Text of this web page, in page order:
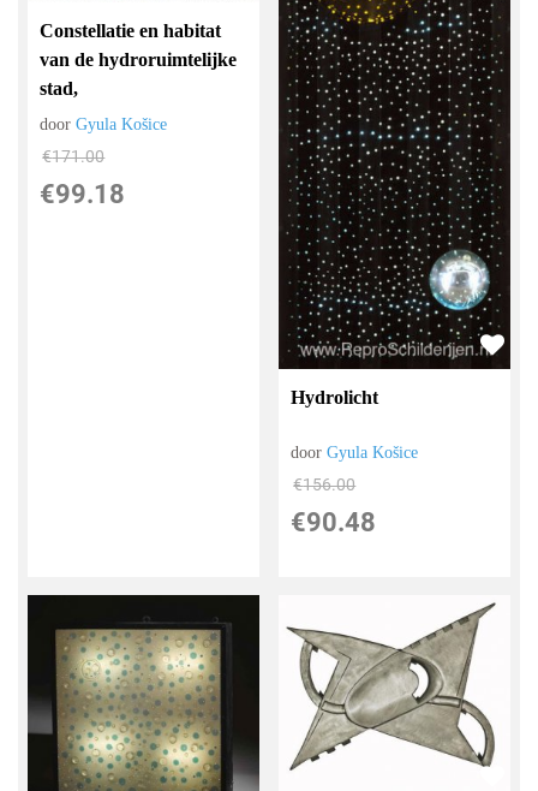
Constellatie en habitat
van de hydroruimtelijke
stad,
doorGyula Košice
€171.00
€99.18
Hydrolicht
doorGyula Košice
€156.00
€90.48